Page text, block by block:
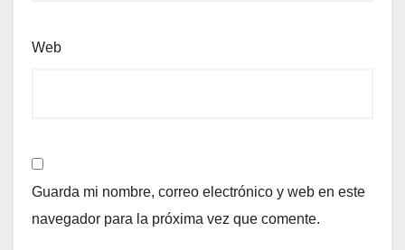
Web
Guarda mi nombre, correo electrónico y web en este
navegador para la próxima vez que comente.